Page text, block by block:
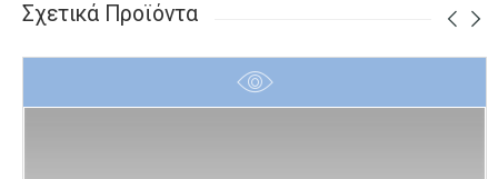
Σχετικά Προϊόντα